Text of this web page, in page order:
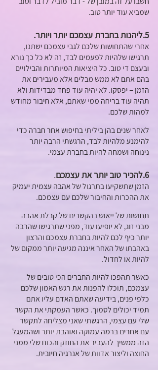
שמביא עוד יותר טוב.
5.ליהנות בחברת עצמכם יותר ויותר.
אחרי שהתחושות שלכם לגבי עצמכם ישתנו,
תרגישו שלהיות לפעמים לבד, זה לא כל כך נורא
ובעצם די טוב. כל היציאות המיותרות והבילויים
בהם אתם לא ממש מבלים אלא מעבירים את
הזמן – יפסקו. לא יהיה עוד פחד מבדידות ולא
תהיה עוד בריחה ממי שאתם, אלא חיבור מחודש
למהות שלכם.
לאחר שנים בהן ביליתי בחיפוש אחר חברה כדי
להימנע מלהיות לבד, הרגשתי הרבה יותר
נינוחה ושמחה להיות בחברת עצמי.
6.להכיר טוב יותר את עצמכם .
הזמן שתשקיעו בתרגול של אהבה עצמית יעמיק
את ההכרות והחיבור שלכם עם עצמכם.
תחושות של ייאוש בהקשרים של קבלת אהבה
מבני זוג, לא יופיעו עוד, מפני שתרגישו שהרבה
יותר כיף לכם להיות בחברת עצמכם והרצון
באהבתו של האחר איננה מגיעה יותר ממקום של
להיות או לחדול.
כאשר תהפכו להיות החברים הכי טובים של
עצמכם, תוכלו להפנות את רגש האמון שלכם
כלפי פנים, בידיעה שאתם האדם עליו אתם
תמיד יכולים לסמוך. כאשר העמקתי את הקשר
שלי עם עצמי, הרגשתי שאני מצליחה לתקשר
עם אחרים ברמה עמוקה ואוהבת יותר ושהמעגל
הזה ממשיך להעביר את החוזק והכוח שלי ממני
החוצה וליצור אדוות של אנרגיה חיובית.